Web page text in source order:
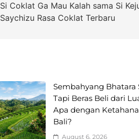
Si Coklat Ga Mau Kalah sama Si
Saychizu Rasa Coklat Terbaru
Sembahyang Bhatara
Tapi Beras Beli dari
Apa dengan
Bali?
August 6, 2026